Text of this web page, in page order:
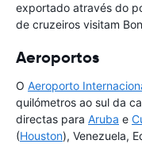
exportado através do
de cruzeiros visitam
Aeroportos
O Aeroporto
quilómetros ao sul da
directas para Aruba e
(Houston), Venezuela,